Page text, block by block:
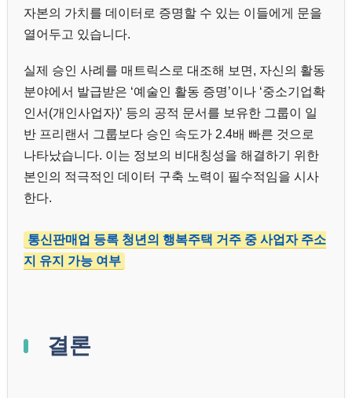
자본의 가치를 데이터로 증명할 수 있는 이들에게 문을
열어두고 있습니다.
실제 승인 사례를 매트릭스로 대조해 보면, 자신의 활동
분야에서 발급받은 ‘예술인 활동 증명’이나 ‘중소기업확
인서(개인사업자)’ 등의 공적 문서를 보유한 그룹이 일
반 프리랜서 그룹보다 승인 속도가 2.4배 빠른 것으로
나타났습니다. 이는 정보의 비대칭성을 해결하기 위한
본인의 적극적인 데이터 구축 노력이 필수적임을 시사
한다.
통신판매업 등록 청년의 행복주택 거주 중 사업자 주소
지 유지 가능 여부
결론